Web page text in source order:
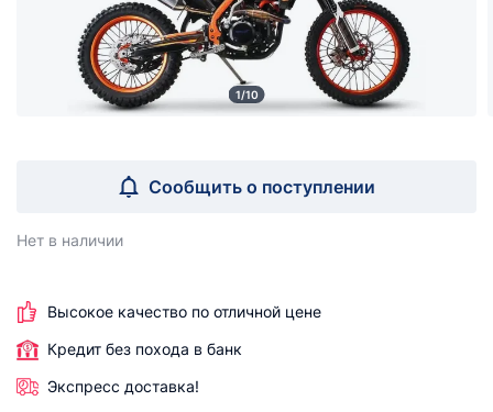
1/10
Сообщить о поступлении
Нет в наличии
Высокое качество по отличной цене
Кредит без похода в банк
Экспресс доставка!